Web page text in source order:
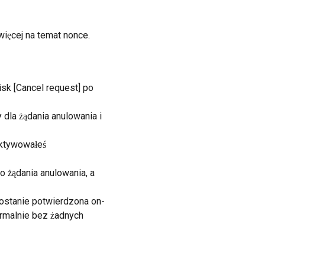
na temat nonce.
[Cancel request] po
żądania anulowania i
żądania anulowania, a
potwierdzona on-
bez żadnych